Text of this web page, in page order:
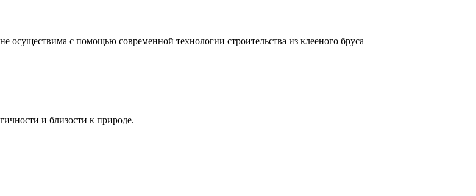
с помощью современной технологии строительства из клееного бруса
и близости к природе.